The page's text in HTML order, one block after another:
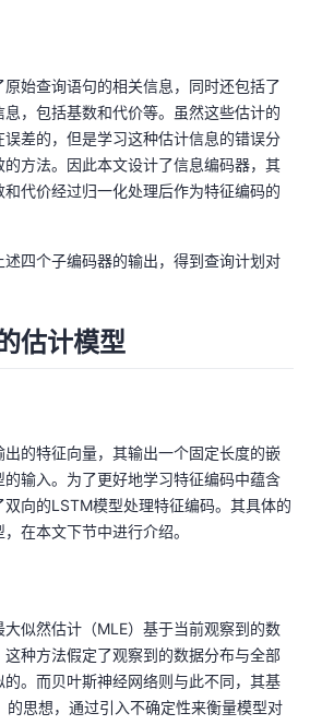
^
{
m
a
x
,
{
c
}
}
^
x
}]
{
}
始查询语句的相关信息，同时还包括了
，包括基数和代价等。虽然这些估计的
差的，但是学习这种估计信息的错误分
方法。因此本文设计了信息编码器，其
代价经过归一化处理后作为特征编码的
四个子编码器的输出，得到查询计划对
估计模型
的特征向量，其输出一个固定长度的嵌
的输入。为了更好地学习特征编码中蕴含
向的LSTM模型处理特征编码。其具体的
在本文下节中进行介绍。
似然估计（MLE）基于当前观察到的数
种方法假定了观察到的数据分布与全部
。而贝叶斯神经网络则与此不同，其基
的思想，通过引入不确定性来衡量模型对